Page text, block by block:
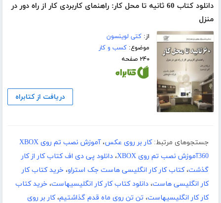
دانلود کتاب 60 ثانیه تا محل کار: راهنمای کاربردی کار از راه دور در
منزل
از:کتی لوینسون
موضوع:کسب و کار
۲۴۰ صفحه
دریافت از کتابراه
جستجوهای مرتبط: کار بر روی عکس،
آموزش نصب تم روی XBOX
360آموزش نصب تم روی XBOX
، دانلود پی دی اف کتاب کار از کار
گذشت،کتاب کار کار انگلیسی هاست جک استراو، خرید کتاب کار
کار انگلیسی هاست، دانلود کتاب کار کار انگلیسیهاست، خرید کتاب
کار کار انگلیسیهاست، تن تن روی ماه قدم گذاشتیم،کار بر روی